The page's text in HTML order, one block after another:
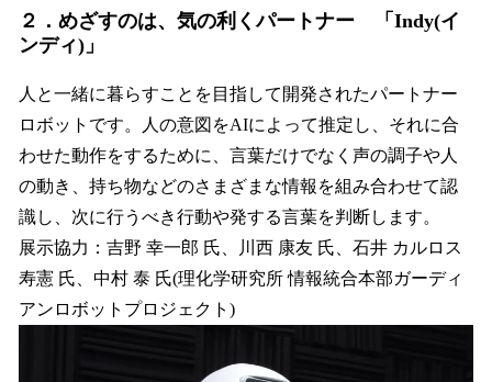
２．めざすのは、気の利くパートナー 「Indy(イ
ンディ)」
人と一緒に暮らすことを目指して開発されたパートナー
ロボットです。人の意図をAIによって推定し、それに合
わせた動作をするために、言葉だけでなく声の調子や人
の動き、持ち物などのさまざまな情報を組み合わせて認
識し、次に行うべき行動や発する言葉を判断します。
展示協力：吉野 幸一郎 氏、川西 康友 氏、石井 カルロス
寿憲 氏、中村 泰 氏(理化学研究所 情報統合本部ガーディ
アンロボットプロジェクト)